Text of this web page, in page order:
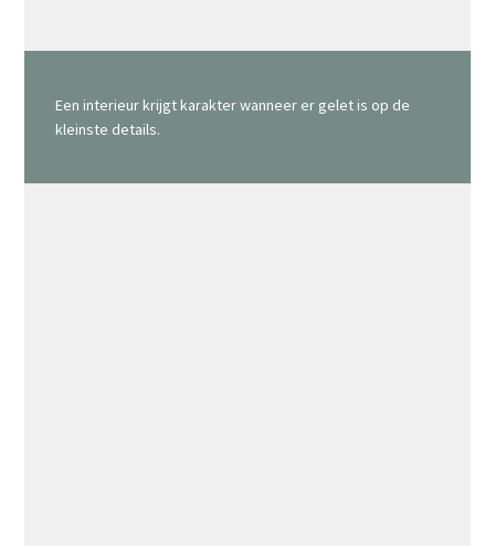
Een interieur krijgt karakter wanneer er gelet is op de
kleinste details.